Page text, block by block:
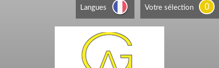
Langues Votre sélection 0